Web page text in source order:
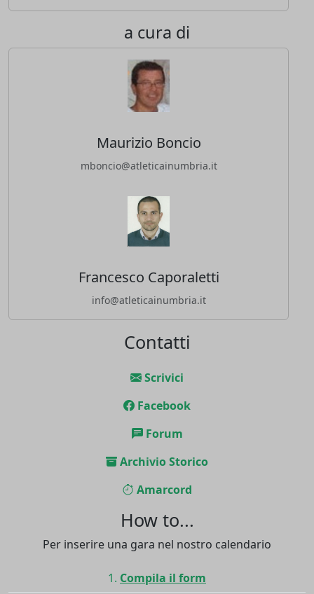
a cura di
Maurizio Boncio
mboncio@atleticainumbria.it
Francesco Caporaletti
info@atleticainumbria.it
Contatti
Scrivici
Facebook
Forum
Archivio Storico
Amarcord
How to...
Per inserire una gara nel nostro calendario
Compila il form